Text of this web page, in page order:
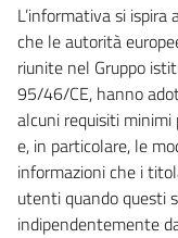
L’informativa si
che le autorità
riunite nel Gruppo
95/46/CE, hanno
alcuni requisiti
e, in particolare, le
informazioni che i
utenti quando questi
indipendentemente